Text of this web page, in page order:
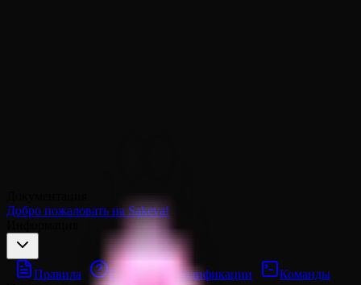
Добро пожаловать на Sakeva!
Правила F.A.Q. Модификации
Команды